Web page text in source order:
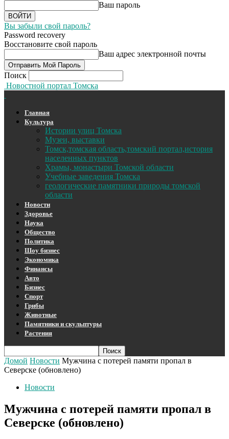
Ваш пароль
Вы забыли свой пароль?
Password recovery
Восстановите свой пароль
Ваш адрес электронной почты
Поиск
Новостной портал Томска
Главная
Культура
Истории улиц Томска
Музеи, выставки
Томск,томская область,томский портал,история
населенных пунктов
Храмы, монастыри Томской области
Учебные заведения Томска
геологические памятники природы томской
области
Новости
Здоровье
Наука
Общество
Политика
Шоу бизнес
Экономика
Финансы
Авто
Бизнес
Спорт
Грибы
Животные
Памятники и скульптуры
Растения
Домой Новости Мужчина с потерей памяти пропал в
Северске (обновлено)
Новости
Мужчина с потерей памяти пропал в
Северске (обновлено)